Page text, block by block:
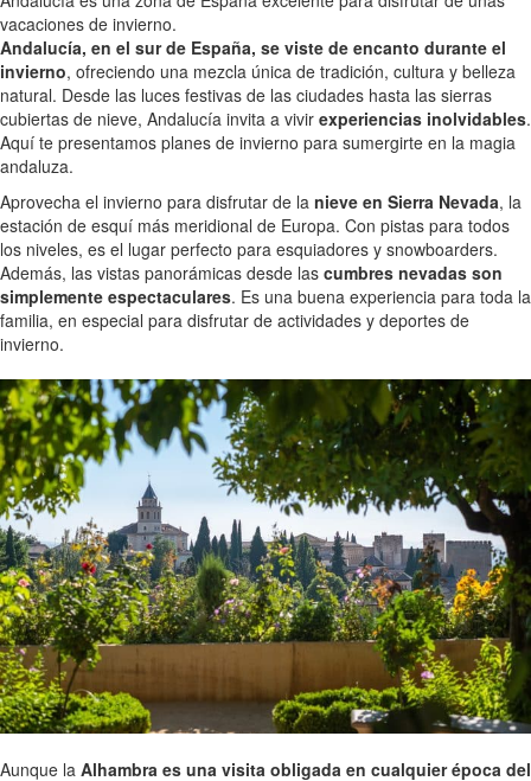
vacaciones de invierno.
Andalucía, en el sur de España, se viste de encanto durante el
invierno, ofreciendo una mezcla única de tradición, cultura y belleza
natural. Desde las luces festivas de las ciudades hasta las sierras
cubiertas de nieve, Andalucía invita a vivir experiencias inolvidables.
Aquí te presentamos planes de invierno para sumergirte en la magia
andaluza.
Aprovecha el invierno para disfrutar de la nieve en Sierra Nevada, la
estación de esquí más meridional de Europa. Con pistas para todos
los niveles, es el lugar perfecto para esquiadores y snowboarders.
Además, las vistas panorámicas desde las cumbres nevadas son
simplemente espectaculares. Es una buena experiencia para toda la
familia, en especial para disfrutar de actividades y deportes de
invierno.
Aunque la Alhambra es una visita obligada en cualquier época del